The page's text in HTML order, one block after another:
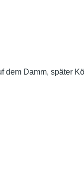
dem Damm, später